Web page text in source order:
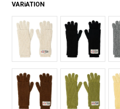
VARiATION